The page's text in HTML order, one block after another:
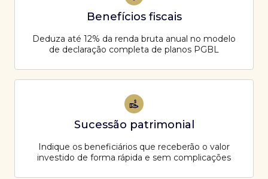
Benefícios fiscais
Deduza até 12% da renda bruta anual no modelo
de declaração completa de planos PGBL
Sucessão patrimonial
Indique os beneficiários que receberão o valor
investido de forma rápida e sem complicações